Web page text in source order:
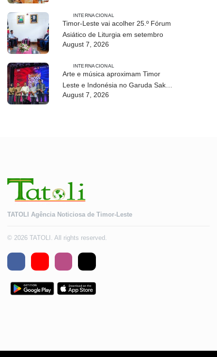
INTERNACIONAL
Timor-Leste vai acolher 25.º Fórum
Asiático de Liturgia em setembro
August 7, 2026
INTERNACIONAL
Arte e música aproximam Timor
Leste e Indonésia no Garuda Sakti
Crossborder Fest 2026
August 7, 2026
TATOLI Agência Noticiosa de Timor-Leste
© 2026 TATOLI. All rights reserved.